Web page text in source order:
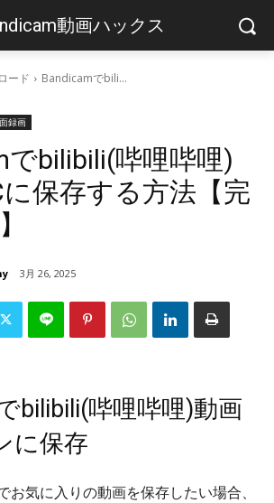
動画ハックス
ード Bandicamでbili...
録画
でbilibili(哔哩哔哩)
保存する方法【完
3月 26, 2025
bilibili(哔哩哔哩)動画
に保存
お気に入りの動画を保存したい場合、